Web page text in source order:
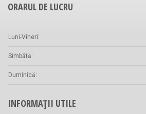
ORARUL DE LUCRU
Luni-Vineri:
Sîmbătă:
Duminică:
INFORMAȚII UTILE